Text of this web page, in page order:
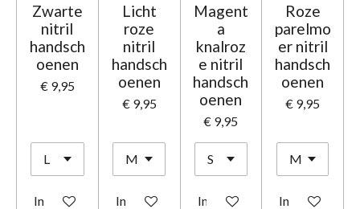
Zwarte
nitril
handsch
oenen
€ 9,95
In winkelwagen
Licht
roze
nitril
handsch
oenen
€ 9,95
In winkelwagen
Magent
a
knalroz
e nitril
handsch
oenen
€ 9,95
In winkelwagen
Roze
parelmo
er nitril
handsch
oenen
€ 9,95
In